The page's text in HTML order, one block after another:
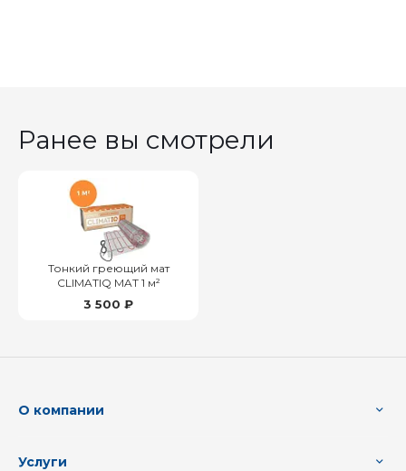
Ранее вы смотрели
Тонкий греющий мат
CLIMATIQ MAT 1 м²
3 500 ₽
О компании
Услуги